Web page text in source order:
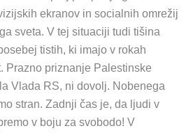
ekranov in socialnih omrežij
sveta. V tej situaciji tudi tišina
tistih, ki imajo v rokah
Prazno priznanje Palestinske
Vlada RS, ni dovolj. Nobenega
stran. Zadnji čas je, da ljudi v
v boju za svobodo! V